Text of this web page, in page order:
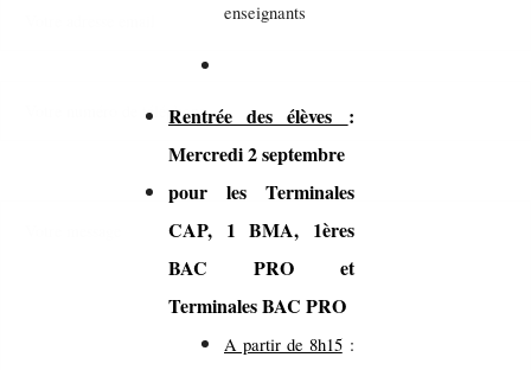
enseignants
Rentrée des élèves :
Mercredi 2 septembre
pour les Terminales
CAP, 1 BMA, 1ères
BAC PRO et
Terminales BAC PRO
A partir de 8h15: